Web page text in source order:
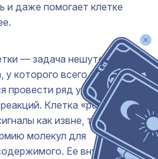
и даже помогает клетке
— задача нешуточная,
у которого всего восемь
провести ряд удивительно
Клетка «решает»
как извне, так и
молекул для
Ее внутренний